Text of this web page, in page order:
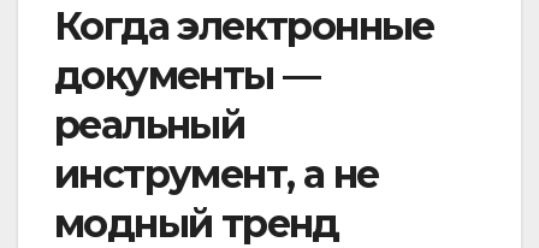
Когда электронные
документы —
реальный
инструмент, а не
модный тренд